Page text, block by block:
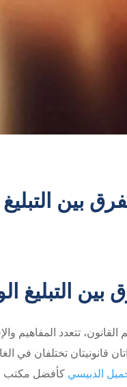
بين
بين
تتعدد المفاهيم
قانونيتان تختلفان في
الدبيسي كأفضل مكتب